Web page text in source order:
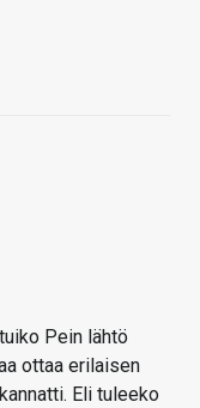
Pein lähtö
ottaa erilaisen
Eli tuleeko